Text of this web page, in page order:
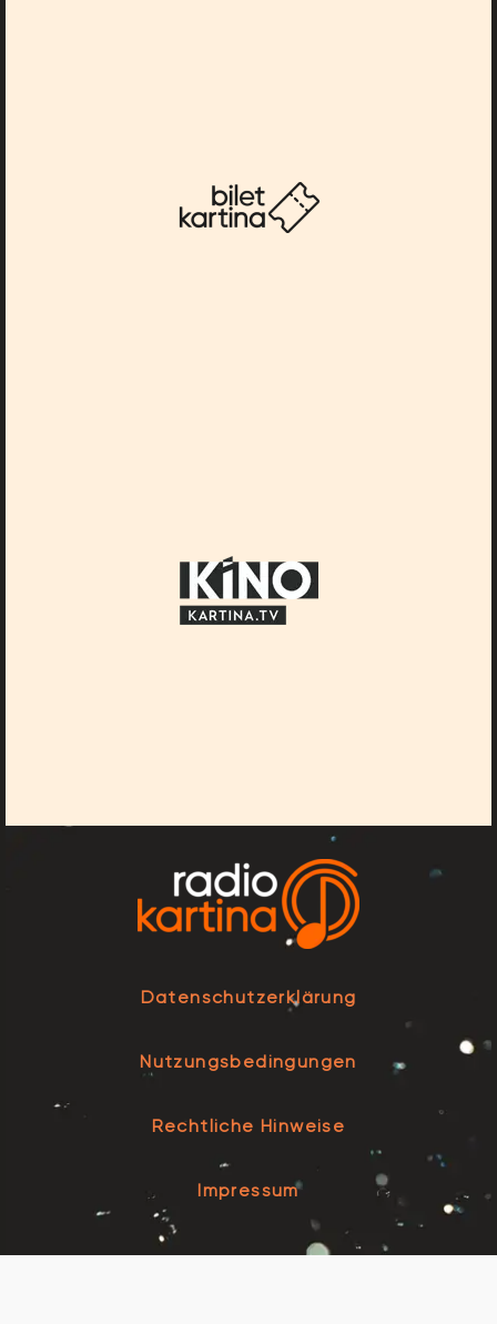
Datenschutzerklärung
Nutzungsbedingungen
Rechtliche Hinweise
Impressum